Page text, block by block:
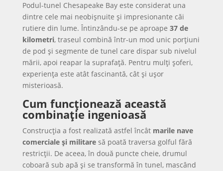
Podul-tunel Chesapeake Bay este considerat una
dintre cele mai neobișnuite și impresionante căi
rutiere din lume. Întinzându-se pe aproape 37 de
kilometri, traseul combină într-un mod unic porțiuni
de pod și segmente de tunel care dispar sub nivelul
mării, apoi reapar la suprafață. Pentru mulți șoferi,
experiența este atât fascinantă, cât și ușor
misterioasă.
Cum funcționează această
combinație ingenioasă
Construcția a fost realizată astfel încât marile nave
comerciale și militaresă poată traversa golful fără
restricții. De aceea, în două puncte cheie, drumul
coboară sub apă și se transformă în tunel, mascând